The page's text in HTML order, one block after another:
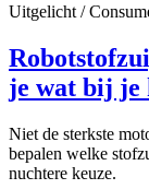
Uitgelicht /
je wat bij je
Niet de sterkste
bepalen welke
nuchtere keuze.